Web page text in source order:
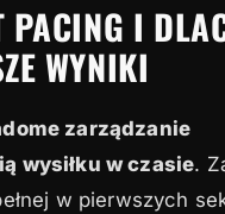
PACING I
WYNIKI
zarządzanie
wysiłku w czasie.
w pierwszych